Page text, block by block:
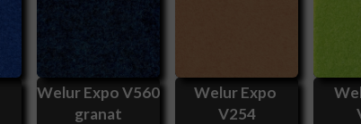
Welur Expo V560
granat
Welur Expo
V254